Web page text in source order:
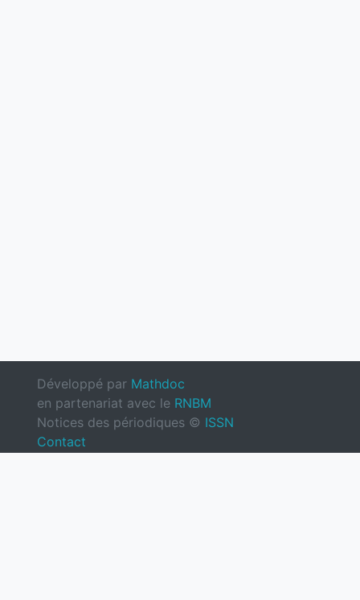
Développé par Mathdoc
en partenariat avec le RNBM
Notices des périodiques © ISSN
Contact